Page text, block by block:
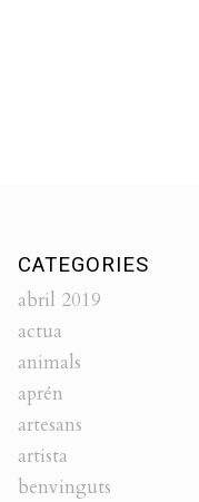
CATEGORIES
abril 2019
actua
animals
aprén
artesans
artista
benvinguts